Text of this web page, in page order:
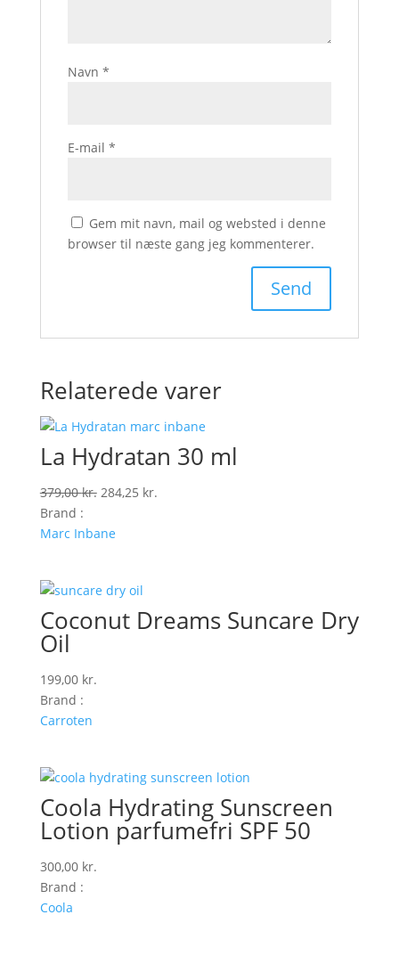
Navn *
E-mail *
Gem mit navn, mail og websted i denne
browser til næste gang jeg kommenterer.
Relaterede varer
La Hydratan 30 ml
379,00kr. Den
pris
284,25 kr.Den
Brand :
Marc Inbane
Coconut Dreams Suncare Dry
Oil
199,00 kr.
Brand :
Carroten
Coola Hydrating Sunscreen
Lotion parfumefri SPF 50
300,00 kr.
Brand :
Coola